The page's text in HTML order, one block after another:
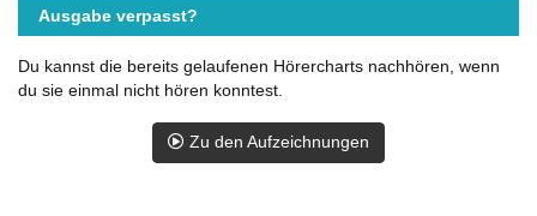
Ausgabe verpasst?
Du kannst die bereits gelaufenen Hörercharts nachhören, wenn
du sie einmal nicht hören konntest.
Zu den Aufzeichnungen